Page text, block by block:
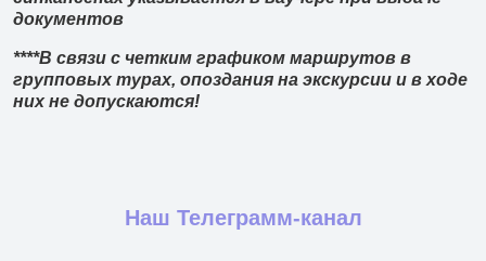
документов
****В связи с четким графиком маршрутов в
групповых турах, опоздания на экскурсии и в ходе
них не допускаются!
Наш Телеграмм-канал